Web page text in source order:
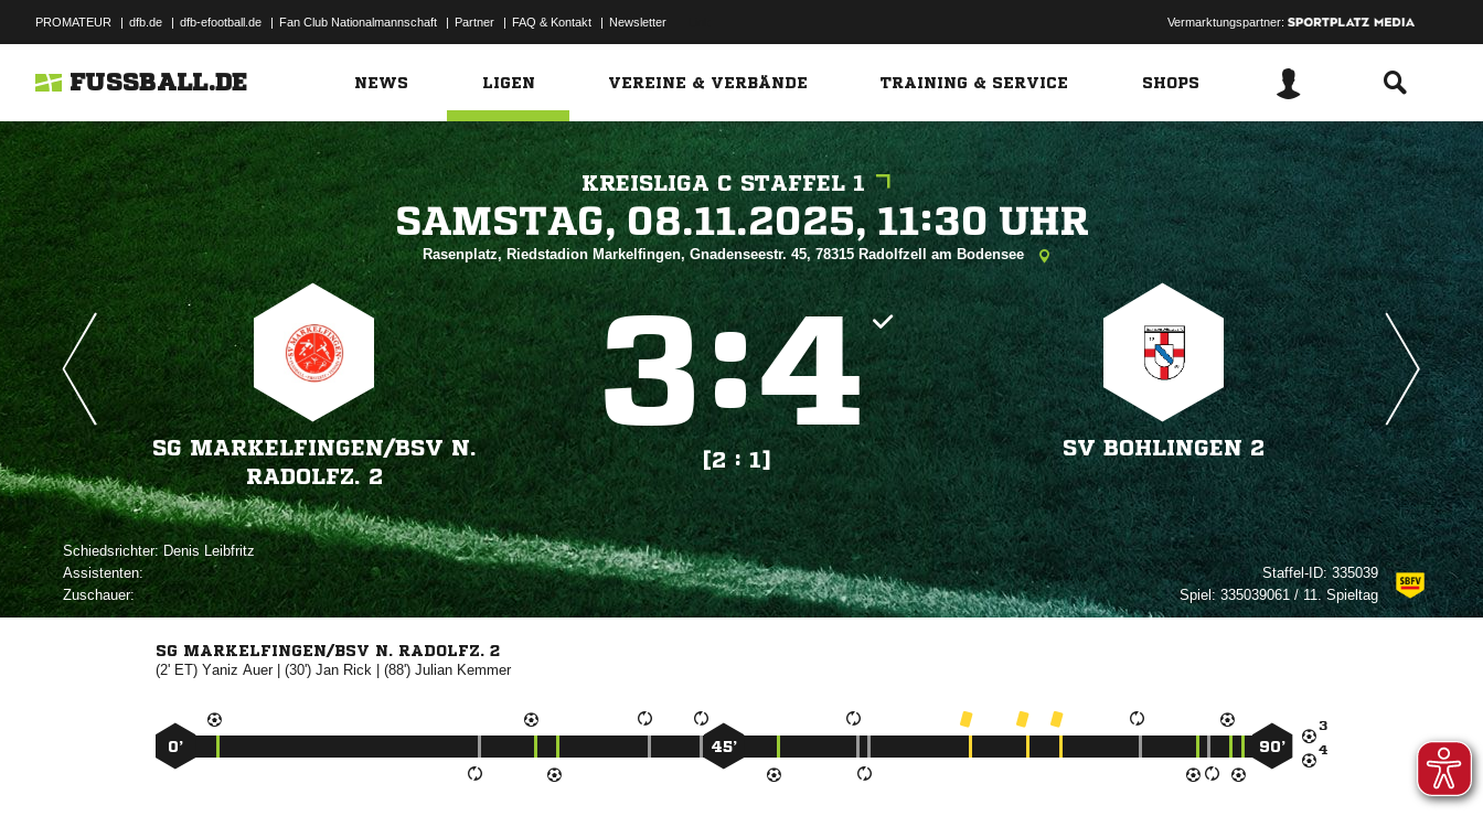
PROMATEUR | dfb.de | dfb-efootball.de | Fan Club Nationalmannschaft | Partner | FAQ & Kontakt | Newsletter Vermarktungspartner:
FUSSBALL.DE NEWS LIGEN VEREINE & VERBÄNDE TRAINING & SERVICE SHOPS
KREISLIGA C STAFFEL 1
   
Rasenplatz, Riedstadion Markelfingen, Gnadenseestr. 45, 78315 Radolfzell am Bodensee
SG MARKELFINGEN/​BSV N.
RADOLFZ. 2
:
[2 : 1]
SV BOHLINGEN 2
Schiedsrichter: 
Assistenten:
Zuschauer:
Staffel-ID:335039
Spiel:335039061 / 11. Spieltag
SG MARKELFINGEN/BSV N. RADOLFZ. 2
(2' ET)  | (30') | (88') 


0’ 45’ 90’